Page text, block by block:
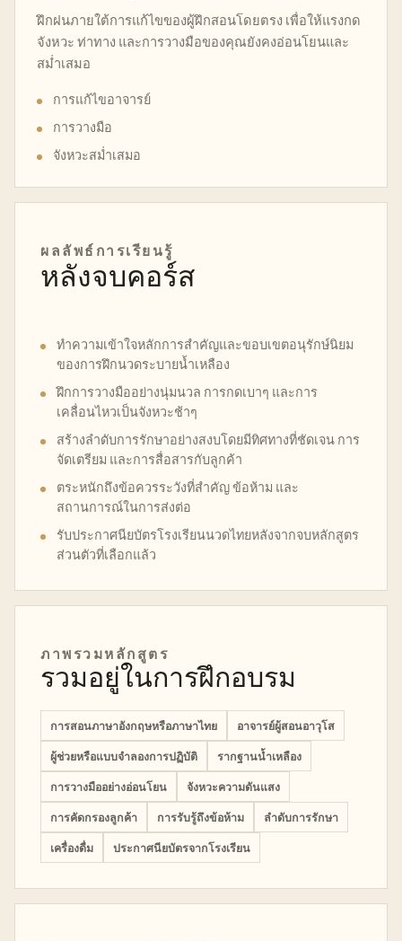
ฝึกฝนภายใต้การแก้ไขของผู้ฝึกสอนโดยตรง เพื่อให้แรงกด
จังหวะ ท่าทาง และการวางมือของคุณยังคงอ่อนโยนและ
สม่ำเสมอ
การแก้ไขอาจารย์
การวางมือ
จังหวะสม่ำเสมอ
ผลลัพธ์การเรียนรู้
หลังจบคอร์ส
ทำความเข้าใจหลักการสำคัญและขอบเขตอนุรักษ์นิยม
ของการฝึกนวดระบายน้ำเหลือง
ฝึกการวางมืออย่างนุ่มนวล การกดเบาๆ และการ
เคลื่อนไหวเป็นจังหวะช้าๆ
สร้างลำดับการรักษาอย่างสงบโดยมีทิศทางที่ชัดเจน การ
จัดเตรียม และการสื่อสารกับลูกค้า
ตระหนักถึงข้อควรระวังที่สำคัญ ข้อห้าม และ
สถานการณ์ในการส่งต่อ
รับประกาศนียบัตรโรงเรียนนวดไทยหลังจากจบหลักสูตร
ส่วนตัวที่เลือกแล้ว
ภาพรวมหลักสูตร
รวมอยู่ในการฝึกอบรม
การสอนภาษาอังกฤษหรือภาษาไทย
อาจารย์ผู้สอนอาวุโส
ผู้ช่วยหรือแบบจำลองการปฏิบัติ
รากฐานน้ำเหลือง
การวางมืออย่างอ่อนโยน
จังหวะความดันแสง
การคัดกรองลูกค้า
การรับรู้ถึงข้อห้าม
ลำดับการรักษา
เครื่องดื่ม
ประกาศนียบัตรจากโรงเรียน